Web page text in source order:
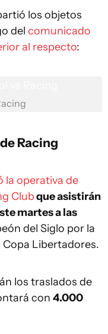
los objetos
del comunicado
al respecto:
Racing
la operativa de
Clubque asistirán
martes a las
del Siglo por la
Copa Libertadores.
los traslados de
con 4.000